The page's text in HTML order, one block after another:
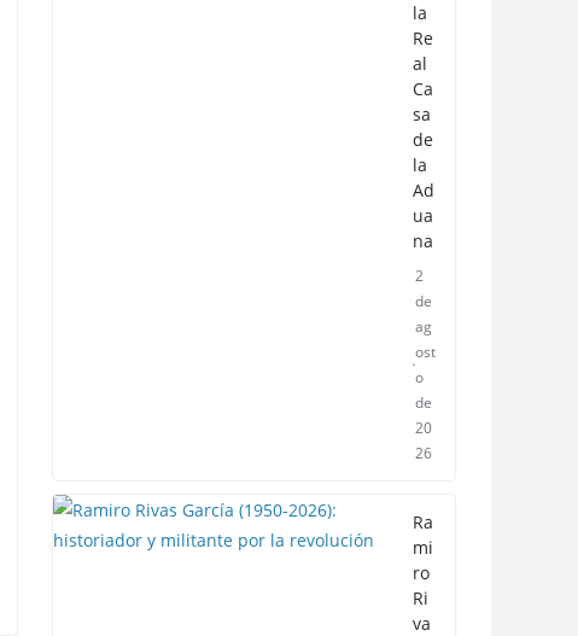
la
Re
al
Ca
sa
de
la
Ad
ua
na
2
de
ag
ost
o
de
20
26
Ra
mi
ro
Ri
va